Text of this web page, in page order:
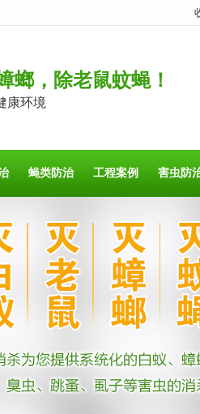
螂，除老鼠蚊蝇！
康环境
蝇类防治 工程案例 害虫防